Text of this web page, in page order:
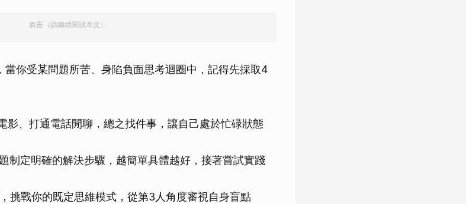
廣告（請繼續閱讀本文）
你受某問題所苦、身陷負面思考迴圈中，記得先採取4
影、打通電話閒聊，總之找件事，讓自己處於忙碌狀態
制定明確的解決步驟，越簡單具體越好，接著嘗試實踐
，挑戰你的既定思維模式，從第3人角度審視自身盲點